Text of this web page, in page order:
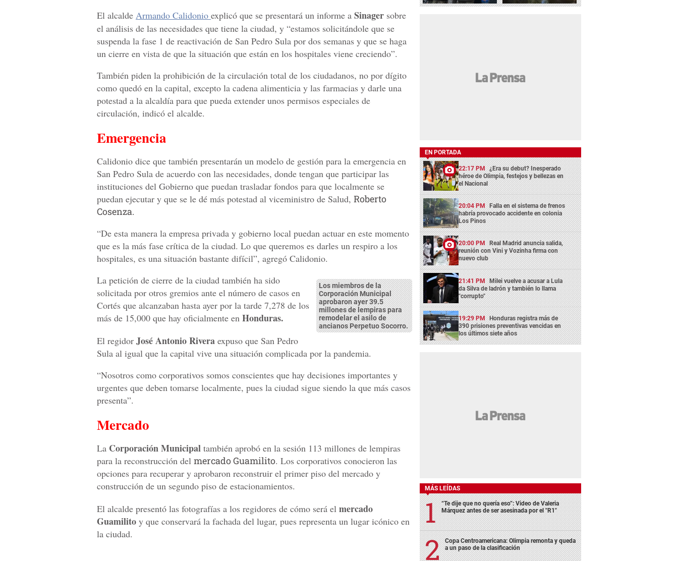
El alcalde Armando Calidonio explicó que se presentará un informe a Sinager sobre
el análisis de las necesidades que tiene la ciudad, y “estamos solicitándole que se
suspenda la fase 1 de reactivación de San Pedro Sula por dos semanas y que se haga
un cierre en vista de que la situación que están en los hospitales viene creciendo”.
También piden la prohibición de la circulación total de los ciudadanos, no por dígito
como quedó en la capital, excepto la cadena alimenticia y las farmacias y darle una
potestad a la alcaldía para que pueda extender unos permisos especiales de
circulación, indicó el alcalde.
Emergencia
Calidonio dice que también presentarán un modelo de gestión para la emergencia en
San Pedro Sula de acuerdo con las necesidades, donde tengan que participar las
instituciones del Gobierno que puedan trasladar fondos para que localmente se
puedan ejecutar y que se le dé más potestad al viceministro de Salud, Roberto
Cosenza.
“De esta manera la empresa privada y gobierno local puedan actuar en este momento
que es la más fase crítica de la ciudad. Lo que queremos es darles un respiro a los
hospitales, es una situación bastante difícil”, agregó Calidonio.
Los miembros de la
Corporación Municipal
aprobaron ayer 39.5
millones de lempiras para
remodelar el asilo de
ancianos Perpetuo Socorro.
La petición de cierre de la ciudad también ha sido
solicitada por otros gremios ante el número de casos en
Cortés que alcanzaban hasta ayer por la tarde 7,278 de los
más de 15,000 que hay oficialmente en Honduras.
El regidor José Antonio Rivera expuso que San Pedro
Sula al igual que la capital vive una situación complicada por la pandemia.
“Nosotros como corporativos somos conscientes que hay decisiones importantes y
urgentes que deben tomarse localmente, pues la ciudad sigue siendo la que más casos
presenta”.
Mercado
La Corporación Municipal también aprobó en la sesión 113 millones de lempiras
para la reconstrucción del mercado Guamilito. Los corporativos conocieron las
opciones para recuperar y aprobaron reconstruir el primer piso del mercado y
construcción de un segundo piso de estacionamientos.
El alcalde presentó las fotografías a los regidores de cómo será el mercado
Guamilito y que conservará la fachada del lugar, pues representa un lugar icónico en
la ciudad.
EN PORTADA
22:17 PM ¿Era su debut? Inesperado
héroe de Olimpia, festejos y bellezas en
el Nacional
20:04 PM Falla en el sistema de frenos
habría provocado accidente en colonia
Los Pinos
20:00 PM Real Madrid anuncia salida,
reunión con Vini y Vozinha firma con
nuevo club
21:41 PM Milei vuelve a acusar a Lula
da Silva de ladrón y también lo llama
"corrupto"
19:29 PM Honduras registra más de
390 prisiones preventivas vencidas en
los últimos siete años
MÁS LEÍDAS
“Te dije que no quería eso”: Video de Valeria
Márquez antes de ser asesinada por el "R1"
Copa Centroamericana: Olimpia remonta y queda
a un paso de la clasificación